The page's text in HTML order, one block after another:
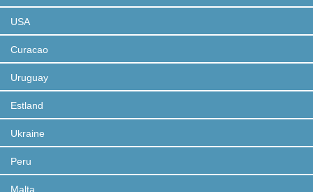
USA
Curacao
Uruguay
Estland
Ukraine
Peru
Malta